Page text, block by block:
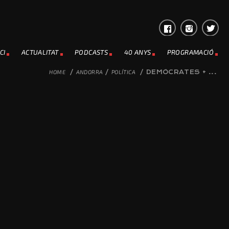
ACTUALITAT PODCASTS 40 ANYS PROGRAMACIÓ
HOME / ANDORRA / POLÍTICA / DEMÒCRATES + ...